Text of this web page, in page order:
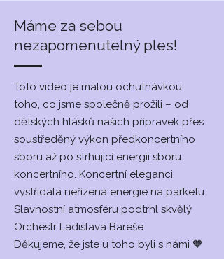
Máme za sebou
nezapomenutelný ples!
Toto video je malou ochutnávkou
toho, co jsme společně prožili – od
dětských hlásků našich přípravek přes
soustředěný výkon předkoncertního
sboru až po strhující energii sboru
koncertního. Koncertní eleganci
vystřídala neřízená energie na parketu.
Slavnostní atmosféru podtrhl skvělý
Orchestr Ladislava Bareše.
Děkujeme, že jste u toho byli s námi 🧡